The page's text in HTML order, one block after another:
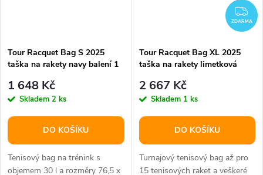
Tour Racquet Bag S 2025
taška na rakety navy balení 1
1 648 Kč
Skladem 2 ks
DO KOŠÍKU
Tenisový bag na trénink s
objemem 30 l a rozměry 76,5 x
ZDARMA
Tour Racquet Bag XL 2025
taška na rakety limetková
2 667 Kč
Skladem 1 ks
DO KOŠÍKU
Turnajový tenisový bag až pro
15 tenisových raket a veškeré